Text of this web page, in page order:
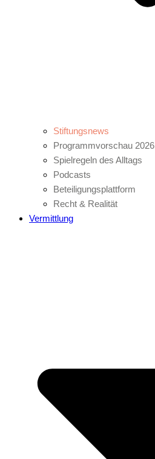
Stiftungsnews
Programmvorschau 2026
Spielregeln des Alltags
Podcasts
Beteiligungsplattform
Recht & Realität
Vermittlung